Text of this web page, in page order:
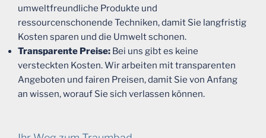
umweltfreundliche Produkte und
ressourcenschonende Techniken, damit Sie langfristig
Kosten sparen und die Umwelt schonen.
Transparente Preise: Bei uns gibt es keine
versteckten Kosten. Wir arbeiten mit transparenten
Angeboten und fairen Preisen, damit Sie von Anfang
an wissen, worauf Sie sich verlassen können.